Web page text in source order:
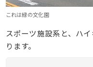
これは緑の文化園
スポーツ施設系と、ハ
ります。